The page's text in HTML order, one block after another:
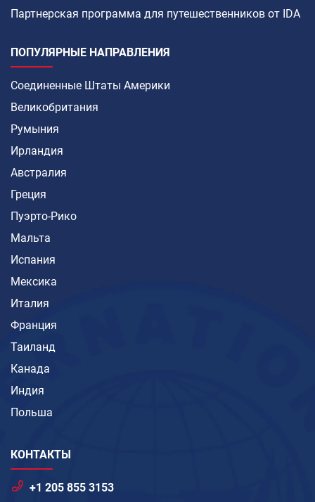
Партнерская программа для путешественников от IDA
ПОПУЛЯРНЫЕ НАПРАВЛЕНИЯ
Соединенные Штаты Америки
Великобритания
Румыния
Ирландия
Австралия
Греция
Пуэрто-Рико
Мальта
Испания
Мексика
Италия
Франция
Таиланд
Канада
Индия
Польша
КОНТАКТЫ
+1 205 855 3153